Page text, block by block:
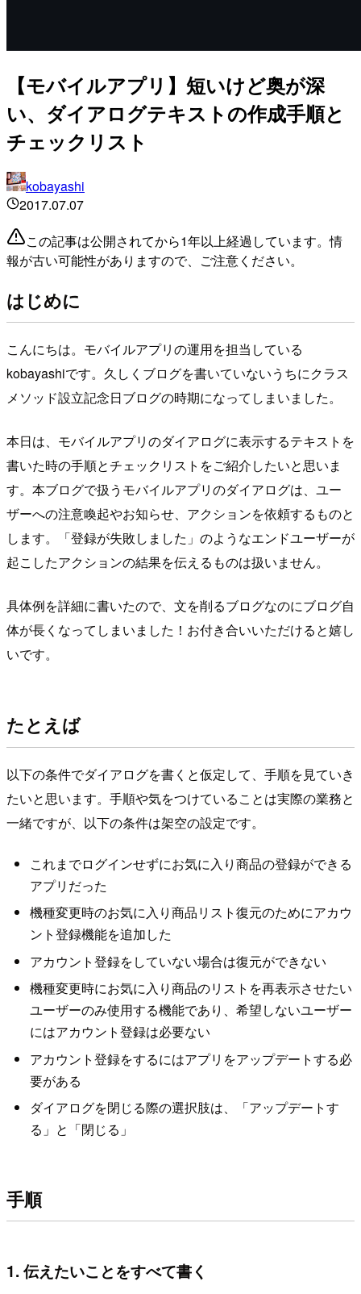
【モバイルアプリ】短いけど奥が深
い、ダイアログテキストの作成手順と
チェックリスト
kobayashi
2017.07.07
この記事は公開されてから1年以上経過しています。情
報が古い可能性がありますので、ご注意ください。
はじめに
こんにちは。モバイルアプリの運用を担当している
kobayashiです。久しくブログを書いていないうちにクラス
メソッド設立記念日ブログの時期になってしまいました。
本日は、モバイルアプリのダイアログに表示するテキストを
書いた時の手順とチェックリストをご紹介したいと思いま
す。本ブログで扱うモバイルアプリのダイアログは、ユー
ザーへの注意喚起やお知らせ、アクションを依頼するものと
します。「登録が失敗しました」のようなエンドユーザーが
起こしたアクションの結果を伝えるものは扱いません。
具体例を詳細に書いたので、文を削るブログなのにブログ自
体が長くなってしまいました！お付き合いいただけると嬉し
いです。
たとえば
以下の条件でダイアログを書くと仮定して、手順を見ていき
たいと思います。手順や気をつけていることは実際の業務と
一緒ですが、以下の条件は架空の設定です。
これまでログインせずにお気に入り商品の登録ができる
アプリだった
機種変更時のお気に入り商品リスト復元のためにアカウ
ント登録機能を追加した
アカウント登録をしていない場合は復元ができない
機種変更時にお気に入り商品のリストを再表示させたい
ユーザーのみ使用する機能であり、希望しないユーザー
にはアカウント登録は必要ない
アカウント登録をするにはアプリをアップデートする必
要がある
ダイアログを閉じる際の選択肢は、「アップデートす
る」と「閉じる」
手順
1. 伝えたいことをすべて書く